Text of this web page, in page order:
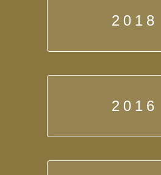
2018
2016